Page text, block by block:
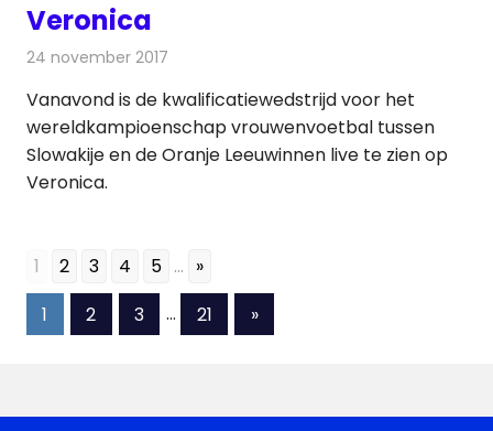
Veronica
24 november 2017
Vanavond is de kwalificatiewedstrijd voor het
wereldkampioenschap vrouwenvoetbal tussen
Slowakije en de Oranje Leeuwinnen live te zien op
Veronica.
1 2 3 4 5 ... »
Berichten
1 2 3 … 21
Volgende
berichten
»